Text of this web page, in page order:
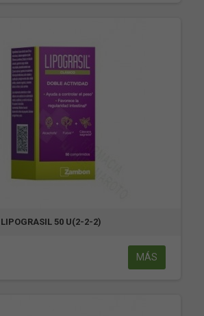
LIPOGRASIL 50 U(2-2-2)
MÁS